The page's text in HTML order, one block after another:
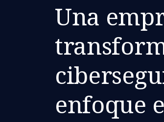
Una
enfoque